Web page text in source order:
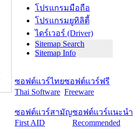
โปรแกรมมือถือ
โปรแกรมยูทิลิตี้
ไดร์เวอร์ (Driver)
Sitemap Search
Sitemap Info
ซอฟต์แวร์ไทย
Thai Software
ซอฟต์แวร์ฟรี
Freeware
ซอฟต์แวร์สามัญ
First AID
ซอฟต์แวร์แนะนำ
Recommended